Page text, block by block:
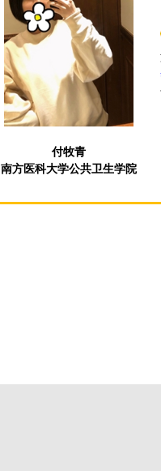
付牧青
南方医科大学公共卫生学院